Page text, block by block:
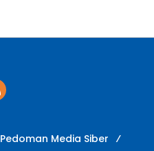
Pedoman Media Siber